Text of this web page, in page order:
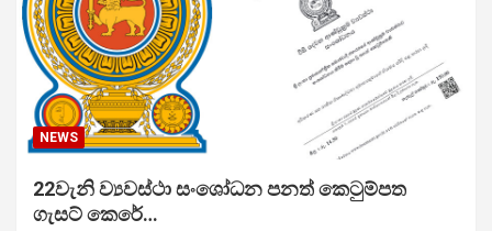
NEWS
22වැනි ව්‍යවස්ථා සංශෝධන පනත් කෙටුම්පත
ගැසට් කෙරේ…